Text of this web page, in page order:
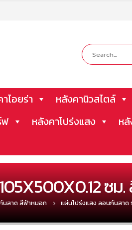
ไอยร่า หลังคานิวสไตล์
ฟ หลังคาโปร่งแสง ห
ซม
นสาด สีฟ้าหมอก แผ่นโปร่งแสง ลอนกันสา